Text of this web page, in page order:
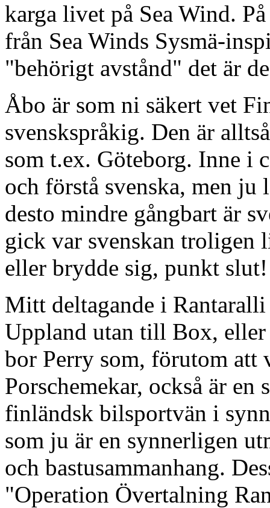
karga livet på Sea Wind.
från Sea Winds Sysmä-
"behörigt avstånd" det är
Åbo är som ni säkert vet
svenskspråkig. Den är
som t.ex. Göteborg. Inne i
och förstå svenska, men
desto mindre gångbart är
gick var svenskan troligen
eller brydde sig, punkt
Mitt deltagande i
Uppland utan till Box,
bor Perry som, förutom att
Porschemekar, också är
finländsk bilsportvän i
som ju är en synnerligen
och bastusammanhang.
"Operation Övertalning